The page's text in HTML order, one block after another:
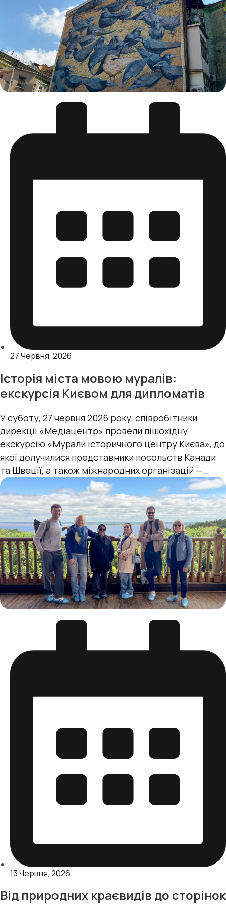
27 Червня, 2026
Історія міста мовою муралів:
екскурсія Києвом для дипломатів
У суботу, 27 червня 2026 року, співробітники
дирекції «Медіацентр» провели пішохідну
екскурсію «Мурали історичного центру Києва», до
якої долучилися представники посольств Канади
та Швеції, а також міжнародних організацій —
УВКБ
13 Червня, 2026
Від природних краєвидів до сторінок